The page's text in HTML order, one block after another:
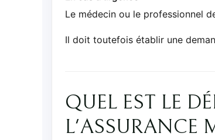
Le médecin ou le professionnel
Il doit toutefois établir une
QUEL EST LE
L'ASSURANCE